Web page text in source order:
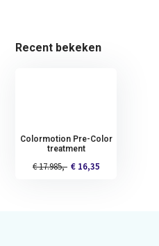
Recent bekeken
Colormotion Pre-Color
treatment
€ 17.985,- € 16,35